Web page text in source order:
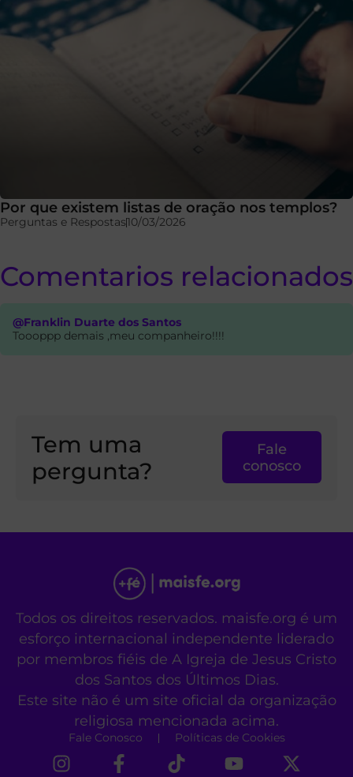
Por que existem listas de oração nos templos?
Perguntas e Respostas10/03/2026
Comentarios relacionados
@Franklin Duarte dos Santos
Toooppp demais ,meu companheiro!!!!
Tem uma
pergunta?
Fale
conosco
Todos os direitos reservados. maisfe.org é um
esforço internacional independente liderado
por membros fiéis de A Igreja de Jesus Cristo
dos Santos dos Últimos Dias.
Este site não é um site oficial da organização
religiosa mencionada acima.
Fale Conosco Políticas de Cookies